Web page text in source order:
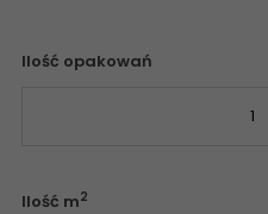
Ilość opakowań
Ilość m2